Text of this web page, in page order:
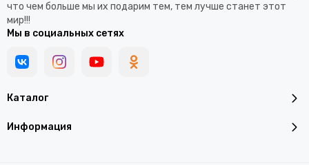
Каталог
Информация
что чем больше мы их подарим тем, тем лучше станет этот
мир!!!
Мы в социальных сетях